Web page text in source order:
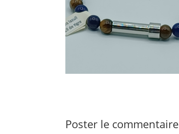
Poster le commentaire